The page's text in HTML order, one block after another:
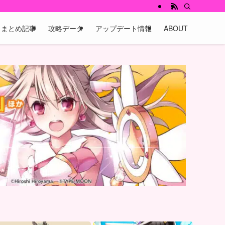
まとめ記事 攻略データ アップデート情報 ABOUT